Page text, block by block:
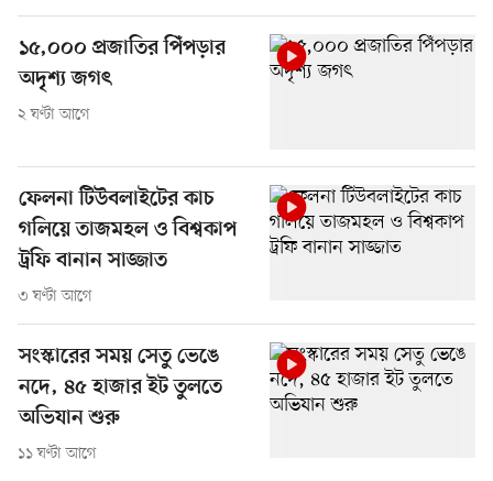
১৫,০০০ প্রজাতির পিঁপড়ার
অদৃশ্য জগৎ
২ ঘণ্টা আগে
ফেলনা টিউবলাইটের কাচ
গলিয়ে তাজমহল ও বিশ্বকাপ
ট্রফি বানান সাজ্জাত
৩ ঘণ্টা আগে
সংস্কারের সময় সেতু ভেঙে
নদে, ৪৫ হাজার ইট তুলতে
অভিযান শুরু
১১ ঘণ্টা আগে